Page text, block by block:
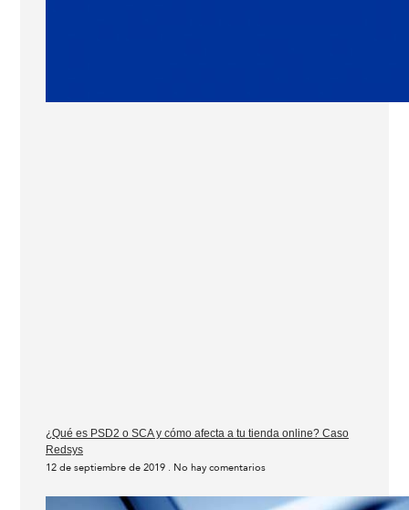
¿Qué es PSD2 o SCA y cómo afecta a tu tienda online? Caso
Redsys
12 de septiembre de 2019 No hay comentarios